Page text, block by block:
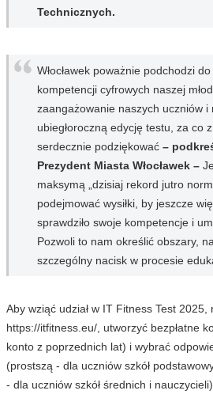
Technicznych.
Włocławek poważnie podchodzi
kompetencji cyfrowych naszej
zaangażowanie naszych uczniów i
ubiegłoroczną edycję testu, za co
serdecznie podziękować –
Prezydent Miasta Włocławek –
maksymą „dzisiaj rekord jutro
podejmować wysiłki, by jeszcze
sprawdziło swoje kompetencje i
Pozwoli to nam określić obszary,
szczególny nacisk w procesie
Aby wziąć udział w IT Fitness Test
https://itfitness.eu/, utworzyć bezpłatne
konto z poprzednich lat) i wybrać
(prostszą - dla uczniów szkół
- dla uczniów szkół średnich i nauczycieli).